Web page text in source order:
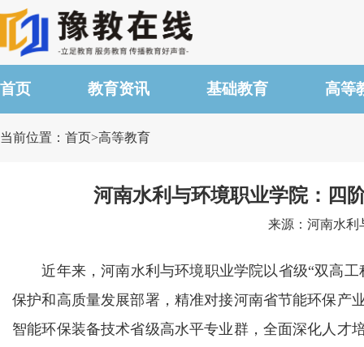
首页 教育资讯 基础教育 高等
当前位置：首页>高等教育
河南水利与环境职业学院：四
来源：河南水利
近年来，河南水利与环境职业学院以省级“双高工
保护和高质量发展部署，精准对接河南省节能环保产
智能环保装备技术省级高水平专业群，全面深化人才